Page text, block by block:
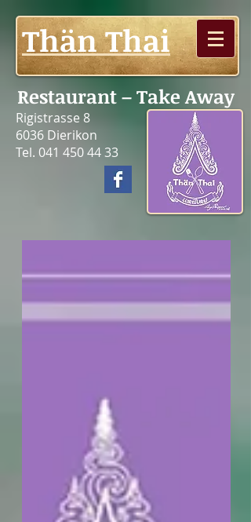
Thän Thai
Restaurant – Take Away
Rigistrasse 8
6036 Dierikon
Tel. 041 450 44 33